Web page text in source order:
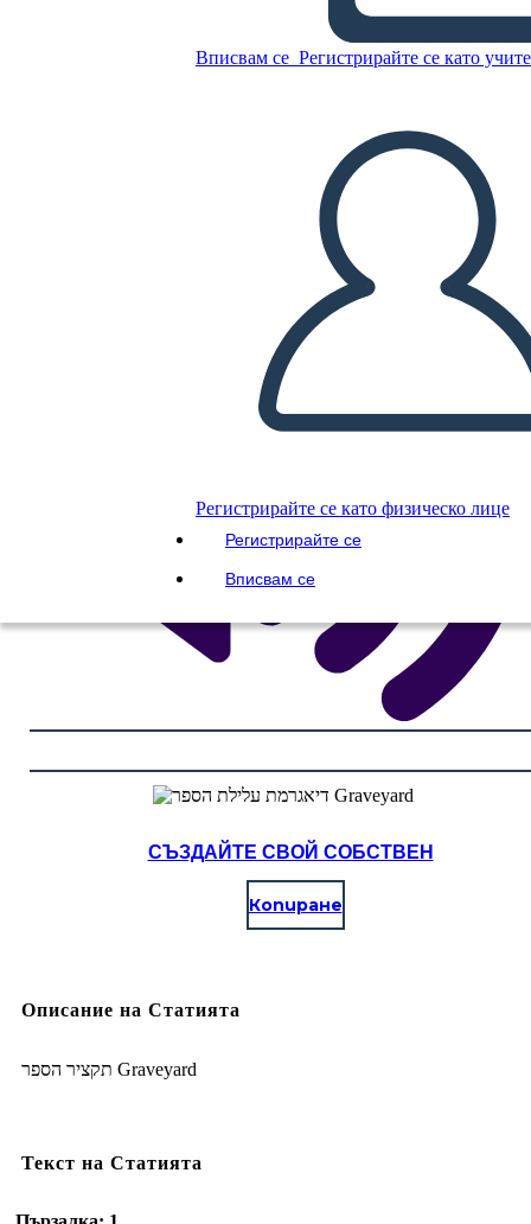
Вписвам се Регистрирайте се като
Регистрирайте се като физическо лице
Регистрирайте се
Вписвам се
Graveyard
СЪЗДАЙТЕ СЦЕНАРИЙ
ПУСКАНЕ НА СЛАЙДШОУ
ЧЕТИ МИ
СЪЗДАЙТЕ СВОЙ СОБСТВЕН
Копиране
Описание на Статията
תקציר הספר Graveyard
Текст на Статията